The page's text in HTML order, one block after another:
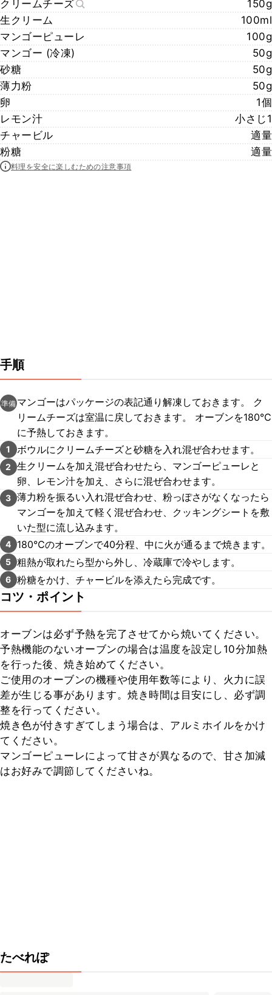
クリームチーズ
150g
生クリーム
100ml
マンゴーピューレ
100g
マンゴー (冷凍)
50g
砂糖
50g
薄力粉
50g
卵
1個
レモン汁
小さじ1
チャービル
適量
粉糖
適量
料理を安全に楽しむための注意事項
手順
準備 マンゴーはパッケージの表記通り解凍しておきます。 ク
リームチーズは室温に戻しておきます。 オーブンを180℃
に予熱しておきます。
1 ボウルにクリームチーズと砂糖を入れ混ぜ合わせます。
2
生クリームを加え混ぜ合わせたら、マンゴーピューレと
卵、レモン汁を加え、さらに混ぜ合わせます。
3 薄力粉を振るい入れ混ぜ合わせ、粉っぽさがなくなったら
マンゴーを加えて軽く混ぜ合わせ、クッキングシートを敷
いた型に流し込みます。
4 180℃のオーブンで40分程、中に火が通るまで焼きます。
5 粗熱が取れたら型から外し、冷蔵庫で冷やします。
6 粉糖をかけ、チャービルを添えたら完成です。
コツ・ポイント
オーブンは必ず予熱を完了させてから焼いてください。
予熱機能のないオーブンの場合は温度を設定し10分加熱
を行った後、焼き始めてください。
ご使用のオーブンの機種や使用年数等により、火力に誤
差が生じる事があります。焼き時間は目安にし、必ず調
整を行ってください。
焼き色が付きすぎてしまう場合は、アルミホイルをかけ
てください。
マンゴーピューレによって甘さが異なるので、甘さ加減
はお好みで調節してくださいね。
たべれぽ